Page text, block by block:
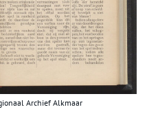
Archief Alkmaar